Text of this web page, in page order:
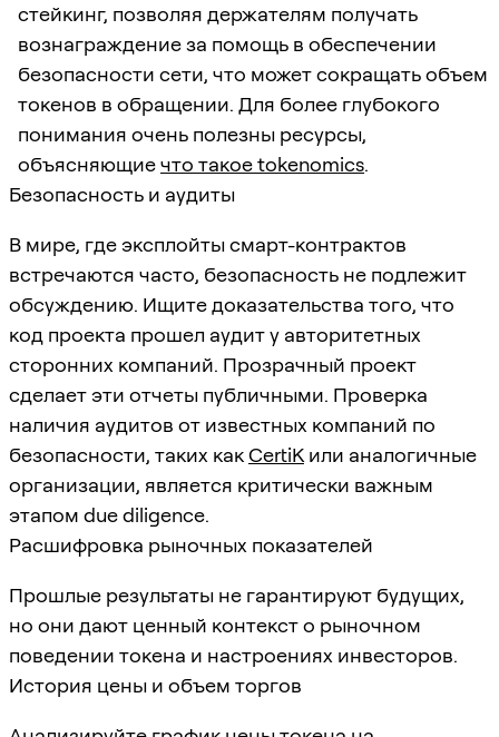
стейкинг, позволяя держателям получать
вознаграждение за помощь в обеспечении
безопасности сети, что может сокращать объем
токенов в обращении. Для более глубокого
понимания очень полезны ресурсы,
объясняющиечто такое tokenomics.
Безопасность и аудиты
В мире, где эксплойты смарт-контрактов
встречаются часто, безопасность не подлежит
обсуждению. Ищите доказательства того, что
код проекта прошел аудит у авторитетных
сторонних компаний. Прозрачный проект
сделает эти отчеты публичными. Проверка
наличия аудитов от известных компаний по
безопасности, таких какCertiK или аналогичные
организации, является критически важным
этапом due diligence.
Расшифровка рыночных показателей
Прошлые результаты не гарантируют будущих,
но они дают ценный контекст о рыночном
поведении токена и настроениях инвесторов.
История цены и объем торгов